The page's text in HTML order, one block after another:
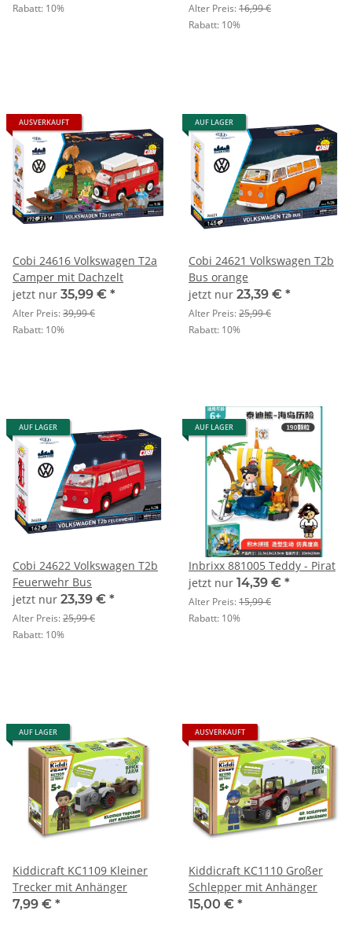
Rabatt: 10% Alter Preis:16,99 €
Rabatt: 10%
AUSVERKAUFT
Cobi 24616 Volkswagen T2a
Camper mit Dachzelt
jetzt nur 35,99 € *
Alter Preis:39,99 €
Rabatt: 10%
AUF LAGER
Cobi 24621 Volkswagen T2b
Bus orange
jetzt nur 23,39 € *
Alter Preis:25,99 €
Rabatt: 10%
AUF LAGER
Cobi 24622 Volkswagen T2b
Feuerwehr Bus
jetzt nur 23,39 € *
Alter Preis:25,99 €
Rabatt: 10%
AUF LAGER
Inbrixx 881005 Teddy - Pirat
jetzt nur 14,39 € *
Alter Preis:15,99 €
Rabatt: 10%
AUF LAGER
Kiddicraft KC1109 Kleiner
Trecker mit Anhänger
7,99 € *
AUSVERKAUFT
Kiddicraft KC1110 Großer
Schlepper mit Anhänger
15,00 € *